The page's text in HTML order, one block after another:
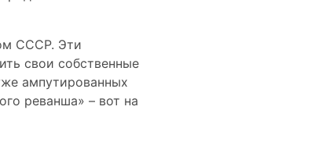
СССР. Эти
свои собственные
ампутированных
реванша» – вот на